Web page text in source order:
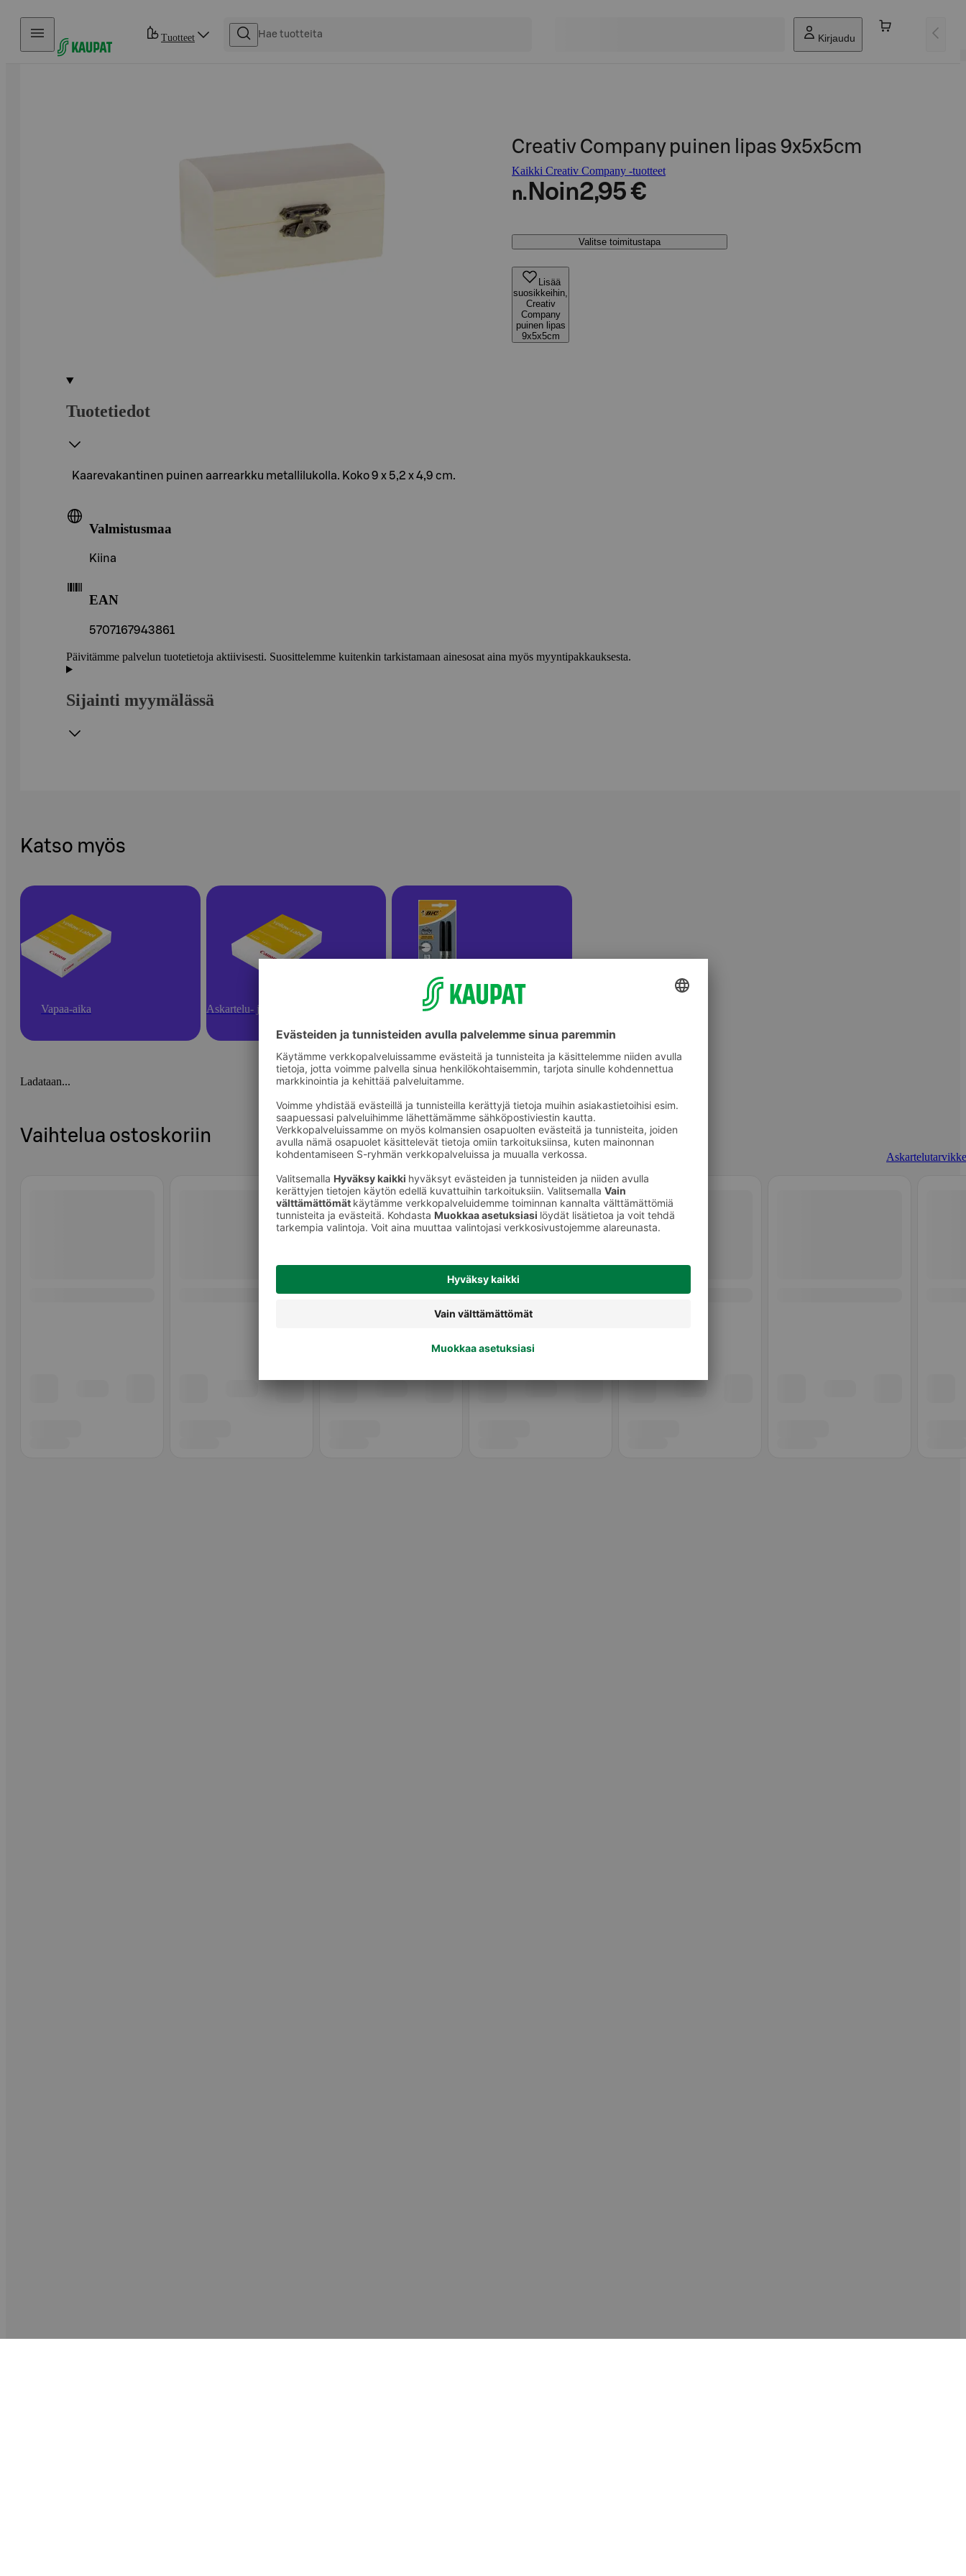
Hyppää sisältöön
Tuotteet Kirjaudu
Creativ Company puinen lipas 9x5x5cm
Kaikki Creativ Company -tuotteet
n. Noin2,95 €
Valitse toimitustapa
Lisää
suosikkeihin,
Creativ
Company
puinen lipas
9x5x5cm
Tuotetiedot
Kaarevakantinen puinen aarrearkku metallilukolla. Koko 9 x 5,2 x 4,9 cm.
Valmistusmaa
Kiina
EAN
5707167943861
Päivitämme palvelun tuotetietoja aktiivisesti. Suosittelemme kuitenkin tarkistamaan ainesosat aina myös myyntipakkauksesta.
Sijainti myymälässä
Katso myös
Vapaa-aika Askartelu- ja toimistotarvikkeet Askartelutarvikkeet
Ladataan...
Vaihtelua ostoskoriin